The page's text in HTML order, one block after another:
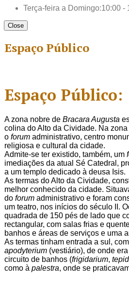
Terça-feira a Domingo:10:00 -
Close
Espaço Público
Espaço Público:
A zona nobre de Bracara Augusta
colina do Alto da Cividade. Na
o forum administrativo, centro
religiosa e cultural da cidade.
Admite-se ter existido, também, um
imediações da atual Sé Catedral,
a um templo dedicado à deusa Isis.
As termas do Alto da Cividade,
melhor conhecido da cidade.
do forum administrativo e foram
um teatro, nos inícios do século II.
quadrada de 150 pés de lado que
rectangular, com salas frias e
banhos e áreas de serviços e uma
As termas tinham entrada a sul,
apodyterium (vestiário), de onde
circuito de banhos (frigidarium, t
como à palestra, onde se